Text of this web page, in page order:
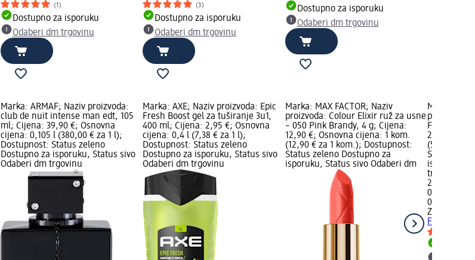
(1)
Dostupno za isporuku
Odaberi dm trgovinu
(3)
Dostupno za isporuku
Odaberi dm trgovinu
Dostupno za isporuku
Odaberi dm trgovinu
Marka: ARMAF; Naziv proizvoda:
club de nuit intense man edt, 105
ml; Cijena: 39,90 €; Osnovna
cijena: 0,105 l (380,00 € za 1 l);
Dostupnost: Status zeleno
Dostupno za isporuku, Status sivo
Odaberi dm trgovinu
Marka: AXE; Naziv proizvoda: Epic
Fresh Boost gel za tuširanje 3u1,
400 ml; Cijena: 2,95 €; Osnovna
cijena: 0,4 l (7,38 € za 1 l);
Dostupnost: Status zeleno
Dostupno za isporuku, Status sivo
Odaberi dm trgovinu
Marka: MAX FACTOR; Naziv
proizvoda: Colour Elixir ruž za usne
– 050 Pink Brandy, 4 g; Cijena:
12,90 €; Osnovna cijena: 1 kom.
(12,90 € za 1 kom.); Dostupnost:
Status zeleno Dostupno za
isporuku, Status sivo Odaberi dm
Marka: Zoe
proizvoda:
French
24,95 €;
(54,96 € za
Status
isporuku,
trgovinu
24,95 €
0,454 kg
Zoe
French